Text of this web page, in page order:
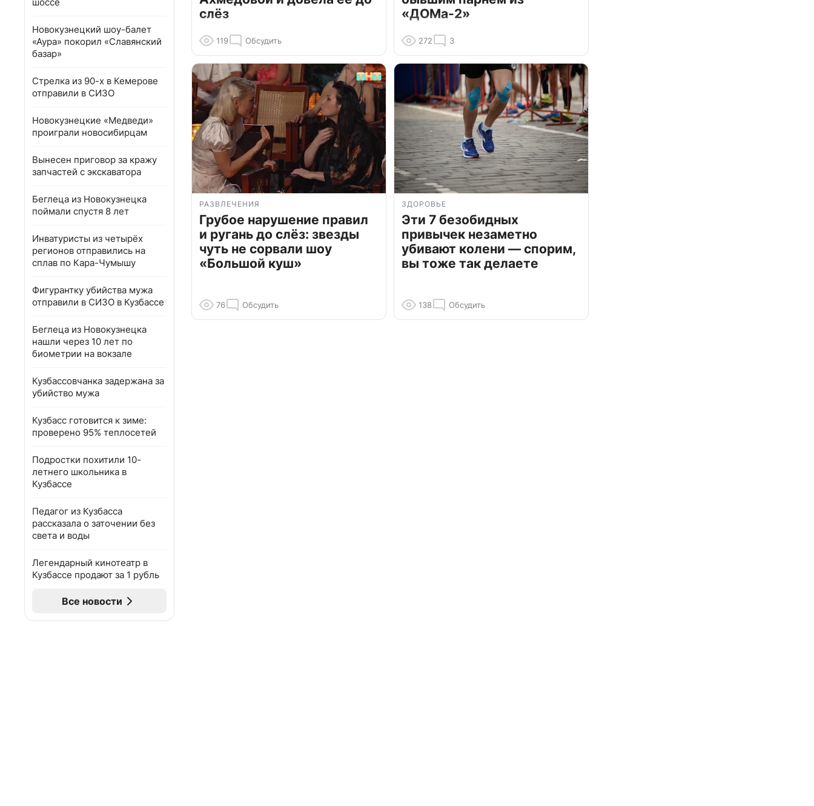
Новокузнецкий шоу-балет
«Аура» покорил «Славянский
базар»
Стрелка из 90-х в Кемерове
отправили в СИЗО
Новокузнецкие «Медведи»
проиграли новосибирцам
Вынесен приговор за кражу
запчастей с экскаватора
Беглеца из Новокузнецка
поймали спустя 8 лет
Инватуристы из четырёх
регионов отправились на
сплав по Кара-Чумышу
Фигурантку убийства мужа
отправили в СИЗО в Кузбассе
Беглеца из Новокузнецка
нашли через 10 лет по
биометрии на вокзале
Кузбассовчанка задержана за
убийство мужа
Кузбасс готовится к зиме:
проверено 95% теплосетей
Подростки похитили 10-
летнего школьника в
Кузбассе
Педагог из Кузбасса
рассказала о заточении без
света и воды
Легендарный кинотеатр в
Кузбассе продают за 1 рубль
Все новости
слёз
119 Обсудить
«ДОМа-2»
272 3
РАЗВЛЕЧЕНИЯ
Грубое нарушение правил
и ругань до слёз: звезды
чуть не сорвали шоу
«Большой куш»
76 Обсудить
ЗДОРОВЬЕ
Эти 7 безобидных
привычек незаметно
убивают колени — спорим,
вы тоже так делаете
138 Обсудить